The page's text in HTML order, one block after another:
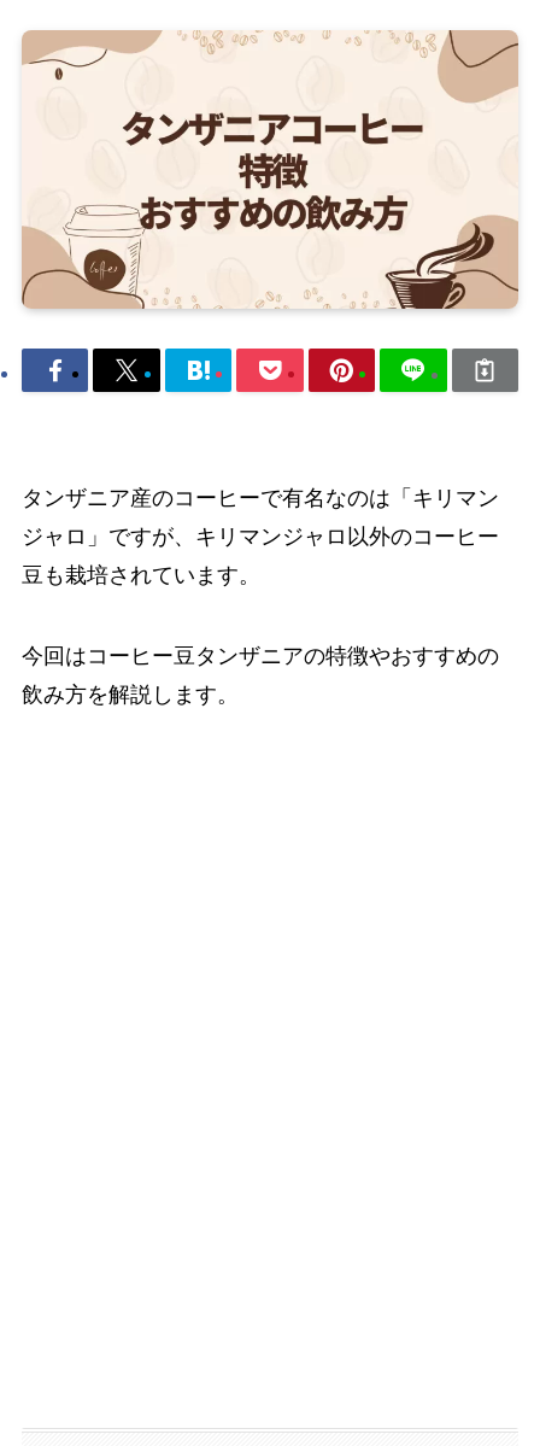
タンザニア産のコーヒーで有名なのは「キリマン
ジャロ」ですが、キリマンジャロ以外のコーヒー
豆も栽培されています。
今回はコーヒー豆タンザニアの特徴やおすすめの
飲み方を解説します。